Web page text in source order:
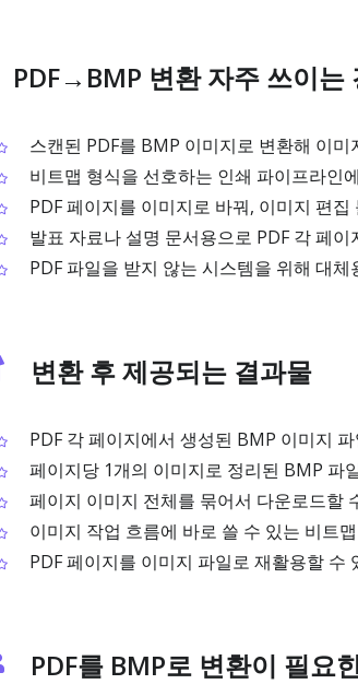
PDF→BMP 변환 자주 쓰이는
스캔된 PDF를 BMP 이미지로 변환해 이미
비트맵 형식을 선호하는 인쇄 파이프라인
PDF 페이지를 이미지로 바꿔, 이미지 편집
발표 자료나 설명 문서용으로 PDF 각 페
PDF 파일을 받지 않는 시스템을 위해 대
변환 후 제공되는 결과물
PDF 각 페이지에서 생성된 BMP 이미지 파
페이지당 1개의 이미지로 정리된 BMP 파
페이지 이미지 전체를 묶어서 다운로드할
이미지 작업 흐름에 바로 쓸 수 있는 비트
PDF 페이지를 이미지 파일로 재활용할 수
PDF를 BMP로 변환이 필요